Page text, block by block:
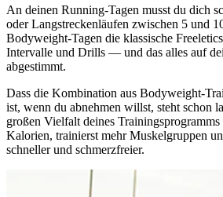
An deinen Running-Tagen musst du dich
oder Langstreckenläufen zwischen 5 und
Bodyweight-Tagen die klassische
Intervalle und Drills — und das alles auf
abgestimmt.
Dass die Kombination aus Bodyweight-
ist, wenn du abnehmen willst, steht schon
großen Vielfalt deines
Kalorien, trainierst mehr Muskelgruppen
schneller und schmerzfreier.